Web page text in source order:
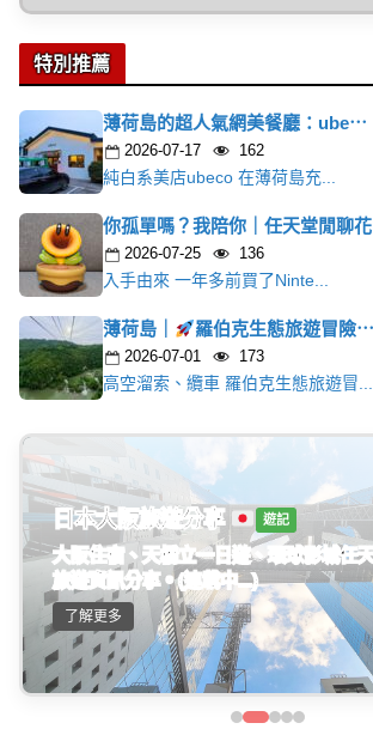
特別推薦
薄荷島的超人氣網美餐廳：ube⋯
2026-07-17 162
純白系美店ubeco 在薄荷島充...
你孤單嗎？我陪你｜任天堂閒聊
2026-07-25 136
入手由來 一年多前買了Ninte...
薄荷島｜ 羅伯克生態旅遊冒險⋯
2026-07-01 173
高空溜索、纜車 羅伯克生態旅遊冒...
日本大阪旅遊分享 遊記
大阪住宿、天橋立一日遊、環球影城任
旅遊資訊分享。(連載中...)
了解更多